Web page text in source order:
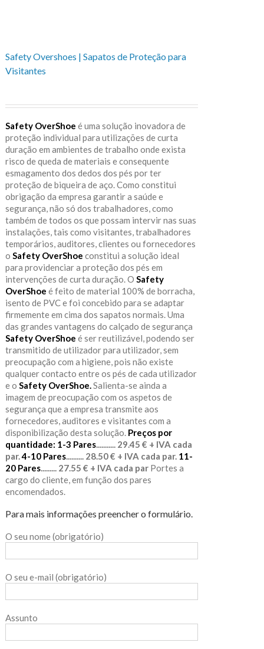
Safety Overshoes | Sapatos de Proteção para
Visitantes
Safety OverShoe é uma solução inovadora de
proteção individual para utilizações de curta
duração em ambientes de trabalho onde exista
risco de queda de materiais e consequente
esmagamento dos dedos dos pés por ter
proteção de biqueira de aço. Como constitui
obrigação da empresa garantir a saúde e
segurança, não só dos trabalhadores, como
também de todos os que possam intervir nas suas
instalações, tais como visitantes, trabalhadores
temporários, auditores, clientes ou fornecedores
o Safety OverShoe constitui a solução ideal
para providenciar a proteção dos pés em
intervenções de curta duração. O Safety
OverShoe é feito de material 100% de borracha,
isento de PVC e foi concebido para se adaptar
firmemente em cima dos sapatos normais. Uma
das grandes vantagens do calçado de segurança
Safety OverShoe é ser reutilizável, podendo ser
transmitido de utilizador para utilizador, sem
preocupação com a higiene, pois não existe
qualquer contacto entre os pés de cada utilizador
e o Safety OverShoe. Salienta-se ainda a
imagem de preocupação com os aspetos de
segurança que a empresa transmite aos
fornecedores, auditores e visitantes com a
disponibilização desta solução. Preços por
quantidade: 1-3 Pares........... 29.45 € + IVA cada
par. 4-10 Pares.......... 28.50 € + IVA cada par. 11-
20 Pares......... 27.55 € + IVA cada parPortes a
cargo do cliente, em função dos pares
encomendados.
Para mais informações preencher o formulário.
O seu nome (obrigatório)
O seu e-mail (obrigatório)
Assunto